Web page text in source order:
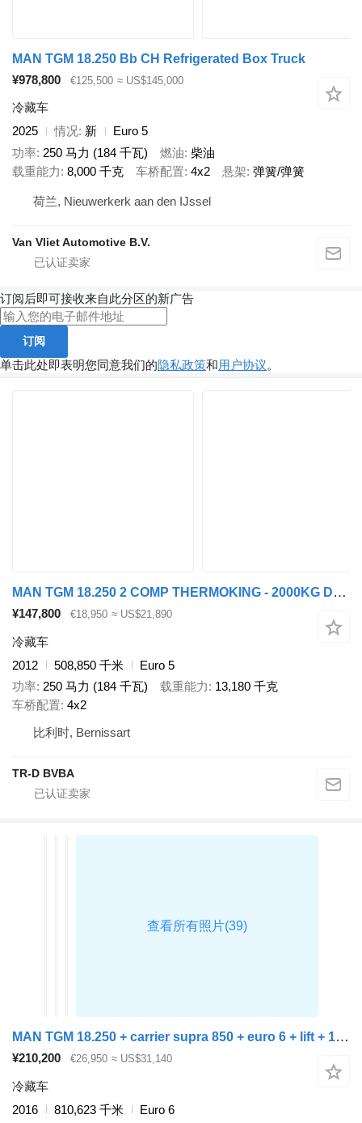
MAN TGM 18.250 Bb CH Refrigerated Box Truck
¥978,800
€125,500 ≈ US$145,000
冷藏车
2025
情况 新
Euro 5
功率 250 马力 (184 千瓦) 燃油 柴油
载重能力 8,000 千克 车桥配置 4x2 悬架 弹簧/弹簧
荷兰, Nieuwerkerk aan den IJssel
Van Vliet Automotive B.V.
订阅后即可接收来自此分区的新广告
订阅
单击此处即表明您同意我们的隐私政策和用户协议。
MAN TGM 18.250 2 COMP THERMOKING - 2000KG DHOLLANDIA
¥147,800 €18,950 ≈ US$21,890
冷藏车
2012
508,850 千米
Euro 5
功率 250 马力 (184 千瓦) 载重能力
13,180 千克
车桥配置 4x2
比利时, Bernissart
TR-D BVBA
MAN TGM 18.250 + carrier supra 850 + euro 6 + lift + 19T
¥210,200 €26,950 ≈ US$31,140
冷藏车
2016
810,623 千米
Euro 6